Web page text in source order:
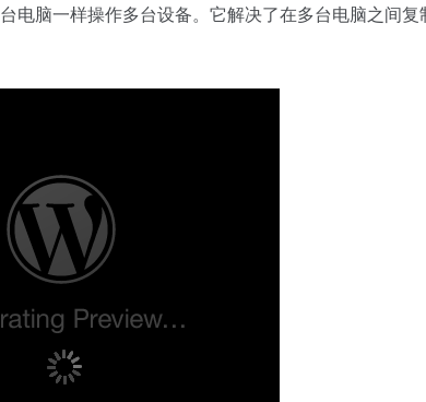
脑一样操作多台设备。它解决了在多台电脑之间